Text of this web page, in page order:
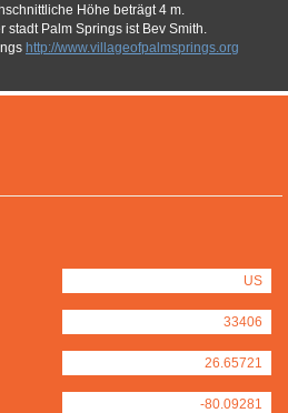
US
33406
26.65721
-80.09281
Höhe beträgt 4 m.
stadt Palm Springs ist Bev Smith.
http://www.villageofpalmsprings.org